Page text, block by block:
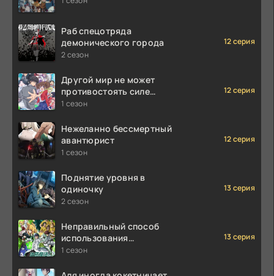
Раб спецотряда
демонического города
2 сезон
12 серия
Другой мир не может
противостоять силе
мгновенной смерти
1 сезон
12 серия
Нежеланно бессмертный
авантюрист
1 сезон
12 серия
Поднятие уровня в
одиночку
2 сезон
13 серия
Неправильный способ
использования
исцеляющей магии
1 сезон
13 серия